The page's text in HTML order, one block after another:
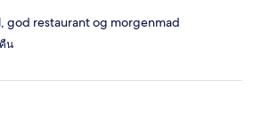
god restaurant og morgenmad
น